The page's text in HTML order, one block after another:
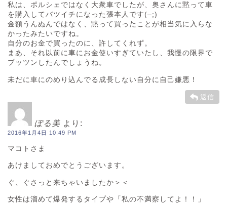
私は、ポルシェではなく大衆車でしたが、奥さんに黙って車
を購入してバツイチになった張本人です(–;)
金額うんぬんではなく、黙って買ったことが相当気に入らな
かったみたいですね。
自分のお金で買ったのに、許してくれず。
まあ、それ以前に車にお金使いすぎていたし、我慢の限界で
プッツンしたんでしょうね。
未だに車にのめり込んでる成長しない自分に自己嫌悪！
返信
ぽる美 より:
2016年1月4日 10:49 PM
マコトさま
あけましておめでとうございます。
ぐ、ぐさっと来ちゃいましたか＞＜
女性は溜めて爆発するタイプや「私の不満察してよ！！」